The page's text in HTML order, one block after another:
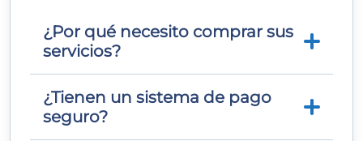
¿Por qué necesito comprar sus
servicios?
Las redes sociales se han convertido en
una de las formas de publicidad de más
¿Tienen un sistema de pago
seguro?